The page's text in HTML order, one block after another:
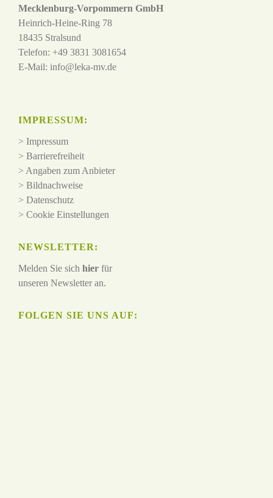
Mecklenburg-Vorpommern GmbH
Heinrich-Heine-Ring 78
18435 Stralsund
Telefon: +49 3831 3081654
E-Mail: info@leka-mv.de
IMPRESSUM:
> Impressum
> Barrierefreiheit
> Angaben zum Anbieter
> Bildnachweise
> Datenschutz
> Cookie Einstellungen
NEWSLETTER:
Melden Sie sich hier für
unseren Newsletter an.
FOLGEN SIE UNS AUF: